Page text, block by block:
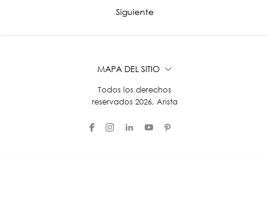
Siguiente
MAPA DEL SITIO
Todos los derechos
reservados 2026, Arista